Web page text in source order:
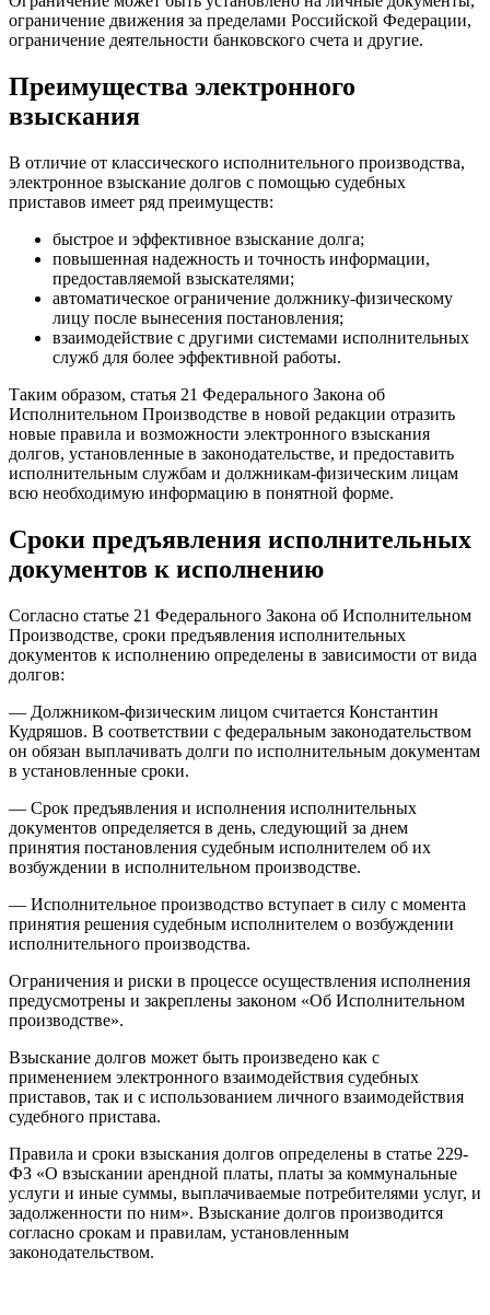
ограничение движения за пределами Российской Федерации,
ограничение деятельности банковского счета и другие.
Преимущества электронного
взыскания
В отличие от классического исполнительного производства,
электронное взыскание долгов с помощью судебных
приставов имеет ряд преимуществ:
быстрое и эффективное взыскание долга;
повышенная надежность и точность информации,
предоставляемой взыскателями;
автоматическое ограничение должнику-физическому
лицу после вынесения постановления;
взаимодействие с другими системами исполнительных
служб для более эффективной работы.
Таким образом, статья 21 Федерального Закона об
Исполнительном Производстве в новой редакции отразить
новые правила и возможности электронного взыскания
долгов, установленные в законодательстве, и предоставить
исполнительным службам и должникам-физическим лицам
всю необходимую информацию в понятной форме.
Сроки предъявления исполнительных
документов к исполнению
Согласно статье 21 Федерального Закона об Исполнительном
Производстве, сроки предъявления исполнительных
документов к исполнению определены в зависимости от вида
долгов:
— Должником-физическим лицом считается Константин
Кудряшов. В соответствии с федеральным законодательством
он обязан выплачивать долги по исполнительным документам
в установленные сроки.
— Срок предъявления и исполнения исполнительных
документов определяется в день, следующий за днем
принятия постановления судебным исполнителем об их
возбуждении в исполнительном производстве.
— Исполнительное производство вступает в силу с момента
принятия решения судебным исполнителем о возбуждении
исполнительного производства.
Ограничения и риски в процессе осуществления исполнения
предусмотрены и закреплены законом «Об Исполнительном
производстве».
Взыскание долгов может быть произведено как с
применением электронного взаимодействия судебных
приставов, так и с использованием личного взаимодействия
судебного пристава.
Правила и сроки взыскания долгов определены в статье 229-
ФЗ «О взыскании арендной платы, платы за коммунальные
услуги и иные суммы, выплачиваемые потребителями услуг, и
задолженности по ним». Взыскание долгов производится
согласно срокам и правилам, установленным
законодательством.